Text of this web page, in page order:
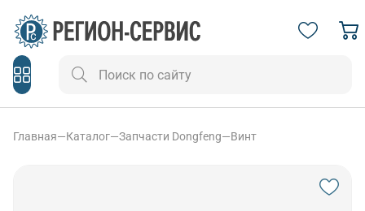
Главная—Каталог—Запчасти Dongfeng—Винт